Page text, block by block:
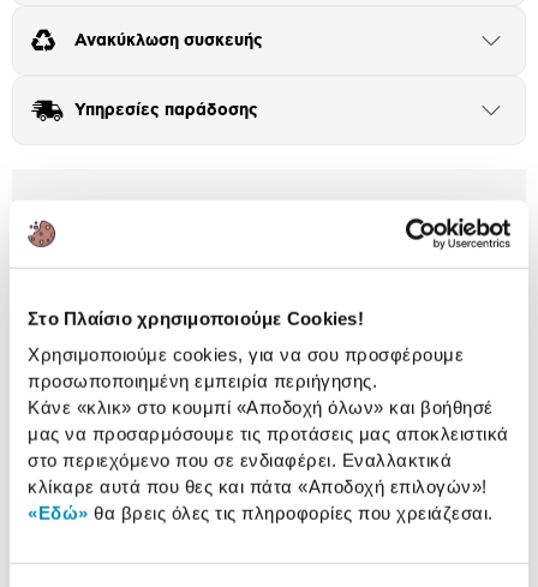
Στο Πλαίσιο χρησιμοποιούμε Cookies!
Χρησιμοποιούμε cookies, για να σου προσφέρουμε
προσωποποιημένη εμπειρία περιήγησης.
Κάνε «κλικ» στο κουμπί «Αποδοχή όλων» και βοήθησέ
μας να προσαρμόσουμε τις προτάσεις μας αποκλειστικά
στο περιεχόμενο που σε ενδιαφέρει. Εναλλακτικά
κλίκαρε αυτά που θες και πάτα «Αποδοχή επιλογών»!
«Εδώ» θα βρεις όλες τις πληροφορίες που χρειάζεσαι.
Ανακύκλωση συσκευής
Άνοιξε
Υπηρεσίες παράδοσης
Άνοιξε
Εκτύπωσέ το
Φούρνος Neff με χωρητικότητα 71Lt, 14 τρόπους
λειτουργίας, ενεργειακή κλάση Α+ και CircoTherm
για να μαγειρεύεις τα αγαπημένα σου πιάτα σαν
πραγματικός σεφ! Είναι ιδανικό για σπίτι με παιδιά!
2 Έτη εγγύηση Προμηθευτή Πληροφορίες